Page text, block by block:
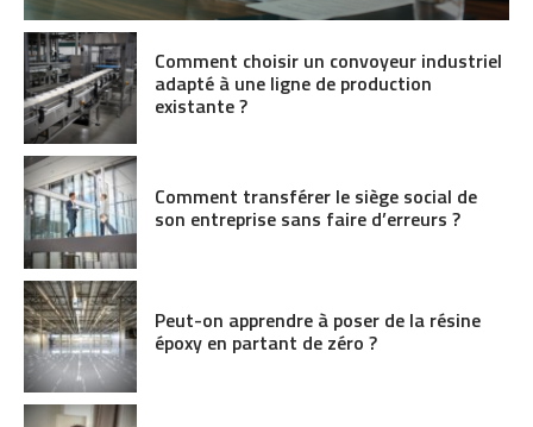
Comment choisir un convoyeur industriel
adapté à une ligne de production
existante ?
Comment transférer le siège social de
son entreprise sans faire d’erreurs ?
Peut-on apprendre à poser de la résine
époxy en partant de zéro ?